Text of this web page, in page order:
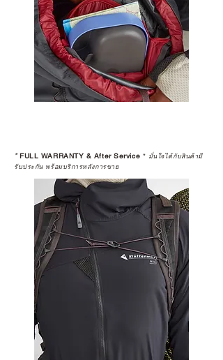
*FULL WARRANTY & After Service * มั่นใจได้กับสินค้ามี
รับประกัน พร้อมบริการหลังการขาย